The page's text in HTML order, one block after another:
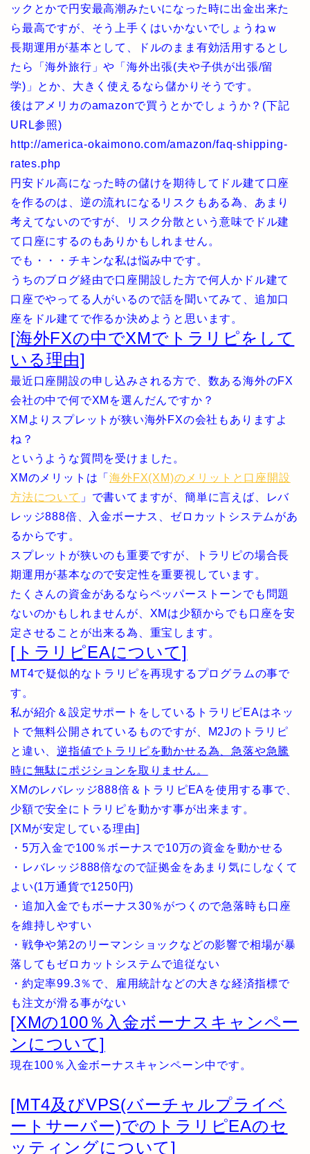
ックとかで円安最高潮みたいになった時に出金出来た
ら最高ですが、そう上手くはいかないでしょうねｗ
長期運用が基本として、ドルのまま有効活用するとし
たら「海外旅行」や「海外出張(夫や子供が出張/留
学)」とか、大きく使えるなら儲かりそうです。
後はアメリカのamazonで買うとかでしょうか？(下記
URL参照)
http://america-okaimono.com/amazon/faq-shipping-
rates.php
円安ドル高になった時の儲けを期待してドル建て口座
を作るのは、逆の流れになるリスクもある為、あまり
考えてないのですが、リスク分散という意味でドル建
て口座にするのもありかもしれません。
でも・・・チキンな私は悩み中です。
うちのブログ経由で口座開設した方で何人かドル建て
口座でやってる人がいるので話を聞いてみて、追加口
座をドル建てで作るか決めようと思います。
[海外FXの中でXMでトラリピをして
いる理由]
最近口座開設の申し込みされる方で、数ある海外のFX
会社の中で何でXMを選んだんですか？
XMよりスプレットが狭い海外FXの会社もありますよ
ね？
というような質問を受けました。
XMのメリットは「海外FX(XM)のメリットと口座開設
方法について 」で書いてますが、簡単に言えば、レバ
レッジ888倍、入金ボーナス、ゼロカットシステムがあ
るからです。
スプレットが狭いのも重要ですが、トラリピの場合長
期運用が基本なので安定性を重要視しています。
たくさんの資金があるならペッパーストーンでも問題
ないのかもしれませんが、XMは少額からでも口座を安
定させることが出来る為、重宝します。
[トラリピEAについて]
MT4で疑似的なトラリピを再現するプログラムの事で
す。
私が紹介＆設定サポートをしているトラリピEAはネッ
トで無料公開されているものですが、M2Jのトラリピ
と違い、逆指値でトラリピを動かせる為、急落や急騰
時に無駄にポジションを取りません。
XMのレバレッジ888倍＆トラリピEAを使用する事で、
少額で安全にトラリピを動かす事が出来ます。
[XMが安定している理由]
・5万入金で100％ボーナスで10万の資金を動かせる
・レバレッジ888倍なので証拠金をあまり気にしなくて
よい(1万通貨で1250円)
・追加入金でもボーナス30％がつくので急落時も口座
を維持しやすい
・戦争や第2のリーマンショックなどの影響で相場が暴
落してもゼロカットシステムで追従ない
・約定率99.3％で、雇用統計などの大きな経済指標で
も注文が滑る事がない
[XMの100％入金ボーナスキャンペー
ンについて]
現在100％入金ボーナスキャンペーン中です。
[MT4及びVPS(バーチャルプライベ
ートサーバー)でのトラリピEAのセ
ッティングについて]